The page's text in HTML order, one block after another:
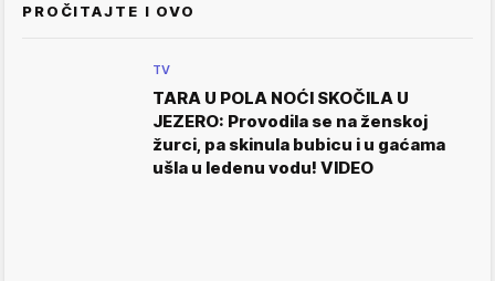
PROČITAJTE I OVO
TV
TARA U POLA NOĆI SKOČILA U
JEZERO: Provodila se na ženskoj
žurci, pa skinula bubicu i u gaćama
ušla u ledenu vodu! VIDEO